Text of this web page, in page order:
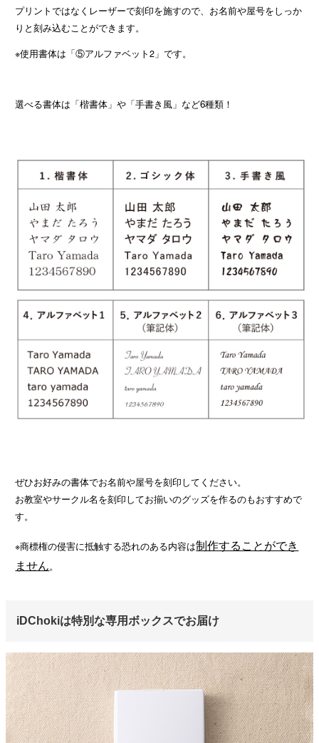
プリントではなくレーザーで刻印を施すので、お名前や屋号をしっか
りと刻み込むことができます。
※使用書体は「⑤アルファベット2」です。
選べる書体は「楷書体」や「手書き風」など6種類！
ぜひお好みの書体でお名前や屋号を刻印してください。
お教室やサークル名を刻印してお揃いのグッズを作るのもおすすめで
す。
※商標権の侵害に抵触する恐れのある内容は制作することができ
ません。
iDChokiは特別な専用ボックスでお届け